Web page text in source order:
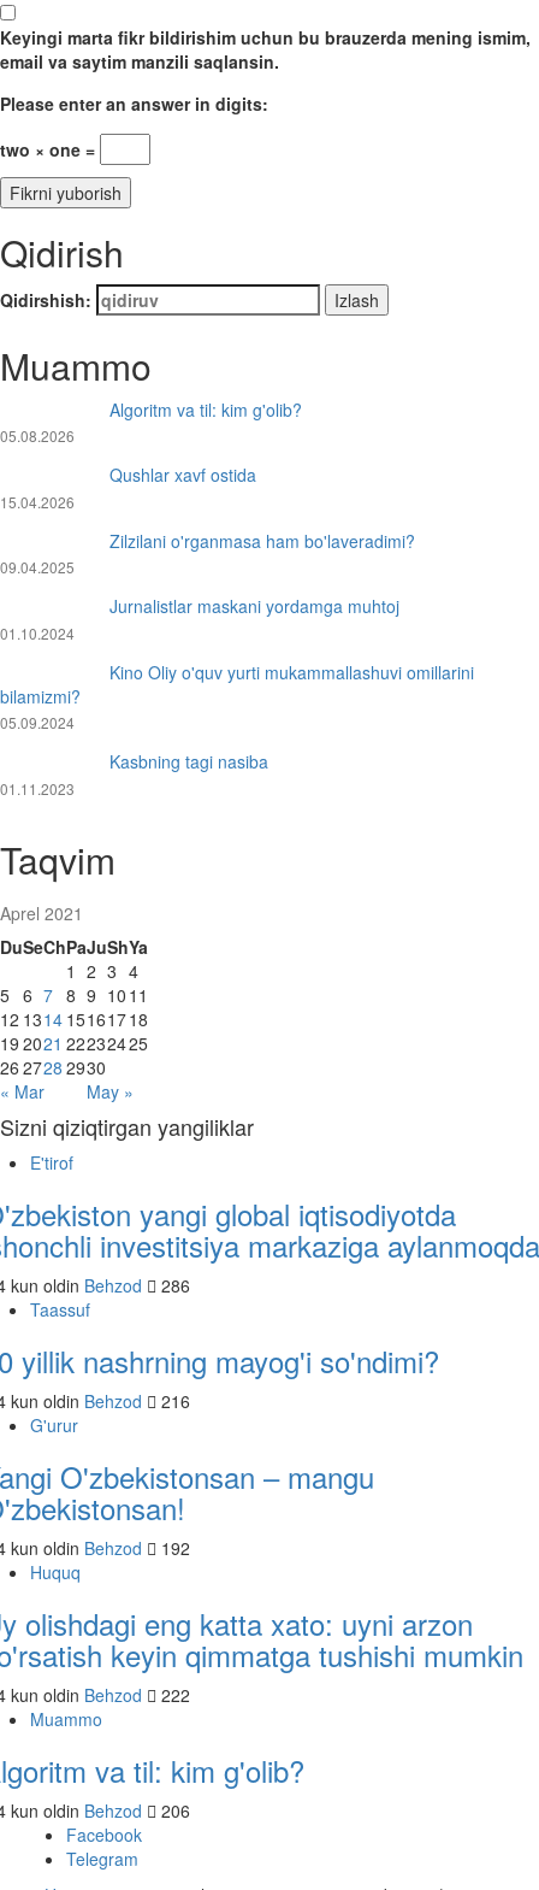
Keyingi marta fikr bildirishim uchun bu brauzerda mening ismim,
email va saytim manzili saqlansin.
Please enter an answer in digits:
two × one =
Qidirish
Qidirshish:
Muammo
Algoritm va til: kim g'olib?
05.08.2026
Qushlar xavf ostida
15.04.2026
Zilzilani o'rganmasa ham bo'laveradimi?
09.04.2025
Jurnalistlar maskani yordamga muhtoj
01.10.2024
Kino Oliy o'quv yurti mukammallashuvi omillarini
bilamizmi?
05.09.2024
Kasbning tagi nasiba
01.11.2023
Taqvim
Aprel 2021
DuSeChPaJuShYa
« Mar May »
1 2 3 4
5 6 7 8 9 10 11
12 1314 15161718
19 2021 22232425
26 2728 2930
Sizni qiziqtirgan yangiliklar
E'tirof
yangi global iqtisodiyotda
investitsiya markaziga aylanmoqda
kun oldin Behzod
286
Taassuf
yillik nashrning mayog'i so'ndimi?
kun oldin Behzod
216
G'urur
O'zbekistonsan – mangu
kun oldin Behzod
192
Huquq
olishdagi eng katta xato: uyni arzon
keyin qimmatga tushishi mumkin
kun oldin Behzod
222
Muammo
va til: kim g'olib?
kun oldin Behzod
206
Facebook
Telegram